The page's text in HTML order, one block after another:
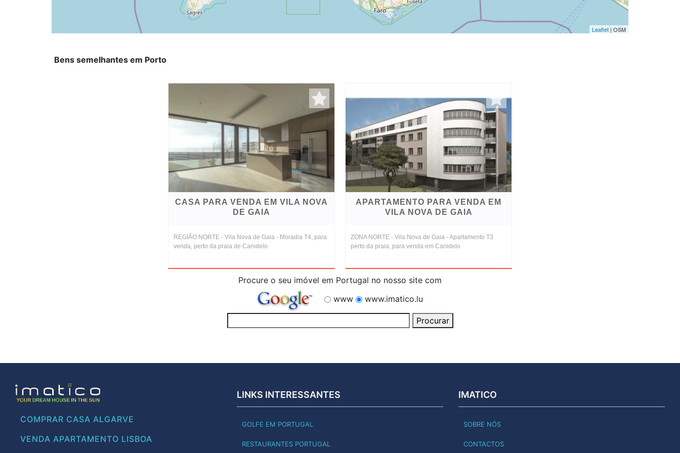
Leaflet | OSM
Bens semelhantes em Porto
CASA PARA VENDA EM VILA NOVA
DE GAIA
REGIÃO NORTE - Vila Nova de Gaia - Moradia T4, para
venda, perto da praia de Canidelo
APARTAMENTO PARA VENDA EM
VILA NOVA DE GAIA
ZONA NORTE - Vila Nova de Gaia - Apartamento T3
perto da praia, para venda em Canidelo
Procure o seu imóvel em Portugal no nosso site com
www
www.imatico.lu
COMPRAR CASA ALGARVE
VENDA APARTAMENTO LISBOA
LINKS INTERESSANTES
GOLFE EM PORTUGAL
RESTAURANTES PORTUGAL
IMATICO
SOBRE NÓS
CONTACTOS